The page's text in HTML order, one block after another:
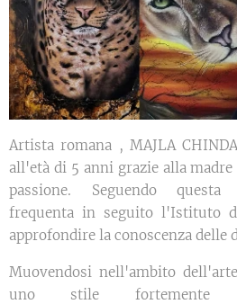
Artista romana , MAJLA
all'età di 5 anni grazie alla
passione. Seguendo questa
frequenta in seguito l'Istituto
approfondire la conoscenza delle
Muovendosi nell'ambito
uno stile fortemente